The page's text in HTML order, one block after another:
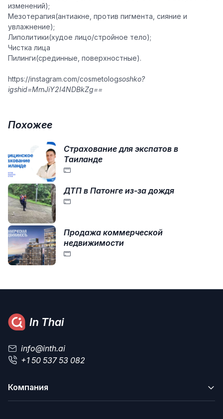
изменений);
Мезотерапия(антиакне, против пигмента, сияние и
увлажнение);
Липолитики(худое лицо/стройное тело);
Чистка лица
Пилинги(срединные, поверхностные).
https://instagram.com/cosmetologsoshko?
igshid=MmJiY2I4NDBkZg==
Похожее
Страхование для экспатов в
Таиланде
ДТП в Патонге из-за дождя
Продажа коммерческой
недвижимости
In Thai
info@inth.ai
+1 50 537 53 082
Компания